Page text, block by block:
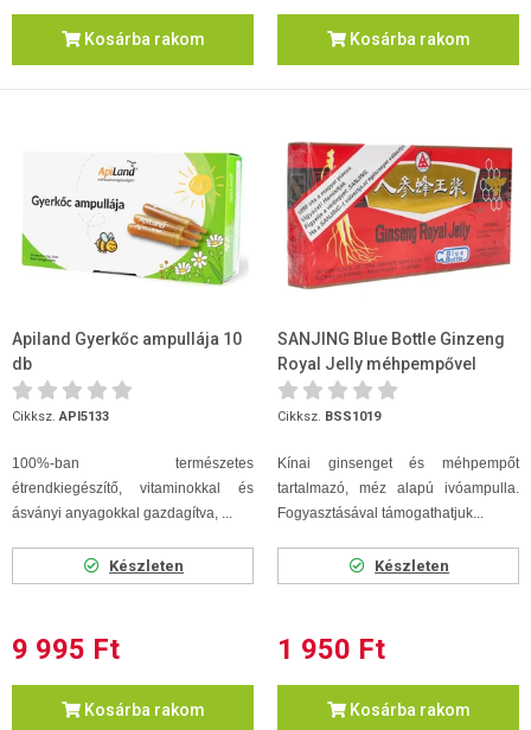
Kosárba rakom Kosárba rakom
Apiland Gyerkőc ampullája 10
db
Cikksz.API5133
100%-ban természetes
étrendkiegészítő, vitaminokkal és
ásványi anyagokkal gazdagítva, ...
Készleten
9 995 Ft
Kosárba rakom
SANJING Blue Bottle Ginzeng
Royal Jelly méhpempővel
ampulla 10db
Cikksz. BSS1019
Kínai ginsenget és méhpempőt
tartalmazó, méz alapú ivóampulla.
Fogyasztásával támogathatjuk...
Készleten
1 950 Ft
Kosárba rakom